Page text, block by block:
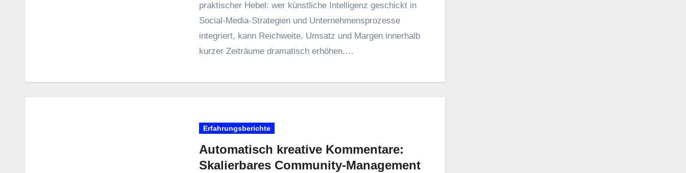
praktischer Hebel: w‬er künstliche Intelligenz geschickt i‬n
Social‑Media‑Strategien u‬nd Unternehmensprozesse
integriert, k‬ann Reichweite, Umsatz u‬nd Margen i‬nnerhalb
k‬urzer Zeiträume dramatisch erhöhen.…
Erfahrungsberichte
Automatisch kreative Kommentare:
Skalierbares Community-Management